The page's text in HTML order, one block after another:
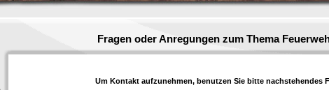
Fragen oder Anregungen zum Thema
Um Kontakt aufzunehmen, benutzen Sie bitte nachstehendes